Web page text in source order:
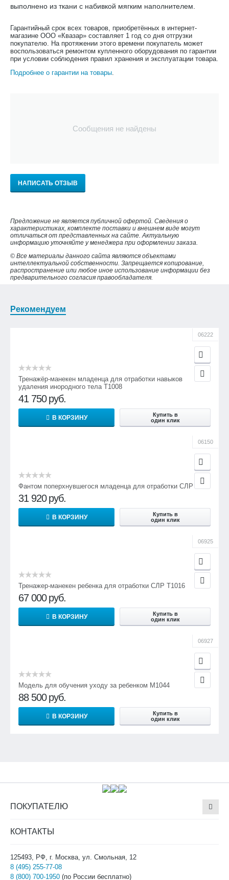
выполнено из ткани с набивкой мягким наполнителем.
Гарантийный срок всех товаров, приобретённых в интернет-
магазине ООО «Квазар» составляет 1 год со дня отгрузки
покупателю. На протяжении этого времени покупатель может
воспользоваться ремонтом купленного оборудования по гарантии
при условии соблюдения правил хранения и эксплуатации товара.
Подробнее о гарантии на товары.
Сообщения не найдены
НАПИСАТЬ ОТЗЫВ
Предложение не является публичной офертой. Сведения о
характеристиках, комплекте поставки и внешнем виде могут
отличаться от представленных на сайте. Актуальную
информацию уточняйте у менеджера при оформлении заказа.
© Все материалы данного сайта являются объектами
интеллектуальной собственности. Запрещается копирование,
распространение или любое иное использование информации без
предварительного согласия правообладателя.
Рекомендуем
06222
Тренажёр-манекен младенца для отработки навыков
удаления инородного тела Т1008
41 750 руб.
В КОРЗИНУ
Купить в
один клик
06150
Фантом поперхнувшегося младенца для отработки СЛР
31 920 руб.
В КОРЗИНУ
Купить в
один клик
06925
Тренажер-манекен ребенка для отработки СЛР Т1016
67 000 руб.
В КОРЗИНУ
Купить в
один клик
06927
Модель для обучения уходу за ребенком М1044
88 500 руб.
В КОРЗИНУ
Купить в
один клик
ПОКУПАТЕЛЮ
КОНТАКТЫ
125493, РФ, г. Москва, ул. Смольная, 12
8 (495) 255-77-08
8 (800) 700-1950 (по России бесплатно)